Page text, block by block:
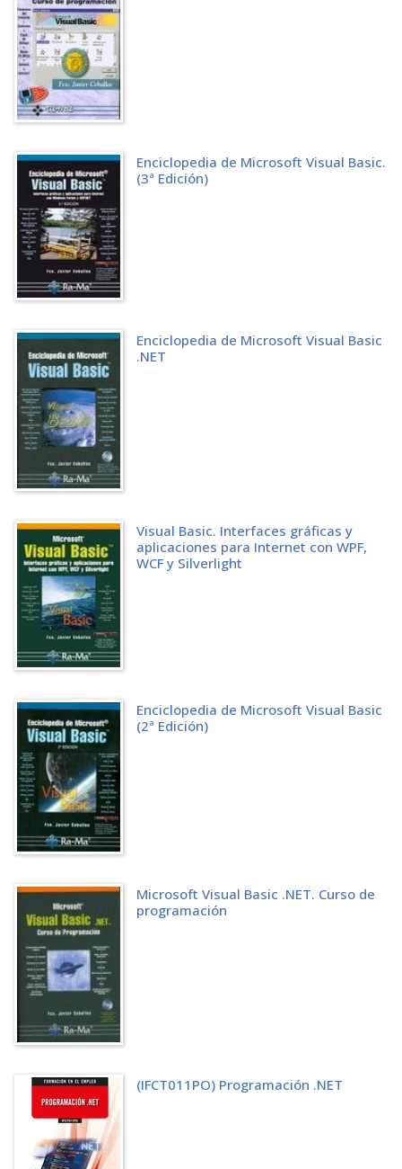
31 TIPOS
311 Clases
32 LITERALES
33 IDENTIFICADORES
34 DECLARACIÓN DE CONSTANTES SIMBÓLICAS
35 VARIABLES
36 CONVERSIÓN ENTRE TIPOS
371 Operadores aritméticos
372 Operadores de relación
373 Operadores lógicos
374 Operadores de asignación
375 Operador de concatenación
38 PRIORIDAD Y ORDEN DE EVALUACIÓN
39 ESTRUCTURA DE UN PROGRAMA
ENTRADA Y SALIDA ESTÁNDAR
41 FLUJOS DE ENTRADA
43 SALIDA CON FORMATO
SENTENCIAS DE CONTROL
51 SENTENCIA DE ASIGNACIÓN
52 SENTENCIAS DE CONTROL
53 IF THEN ELSE
54 SELECT CASE
55 WHILE
57 FOR NEXT
58 FOR EACH NEXT
CONTENIDO
PROCEDIMIENTOS
61 DEFINICIÓN
62 INVOCAR A PROCEDIMIENTOS EN OTROS MÓDULOS
63 PROCEDIMIENTO MAIN
64 PASANDO ARGUMENTOS A LOS PROCEDIMIENTOS
65 NÚMERO INDEFINIDO DE ARGUMENTOS
66 PROCEDIMIENTOS RECURSIVOS
67 MÉTODOS MATEMÁTICOS
69 NÚMEROS ALEATORIOS
610 EJEMPLO 1
611 EJEMPLO 2
612 EJEMPLO 3
MATRICES Y ESTRUCTURAS
71 MATRICES
711 Declarar una matriz
712 Crear una matriz
713 Iniciar una matriz
715 Ejemplo 1
716 Matrices multidimensionales
717 Ejemplo 2
718 Argumentos que son matrices
719 Ejemplo 3
72 EL TIPO ARRAY
73 EL TIPO STRING
731 Matrices de cadenas de caracteres
74 ESTRUCTURAS
741 Ejemplo
81 ESCRIBIR Y LEER CARACTERES
82 ESCRIBIR Y LEER DATOS DE CUALQUIER TIPO
Enciclopedia de Microsoft Visual Basic.
(3ª Edición)
Enciclopedia de Microsoft Visual Basic
.NET
Visual Basic. Interfaces gráficas y
aplicaciones para Internet con WPF,
WCF y Silverlight
Enciclopedia de Microsoft Visual Basic
(2ª Edición)
Microsoft Visual Basic .NET. Curso de
programación
(IFCT011PO) Programación .NET